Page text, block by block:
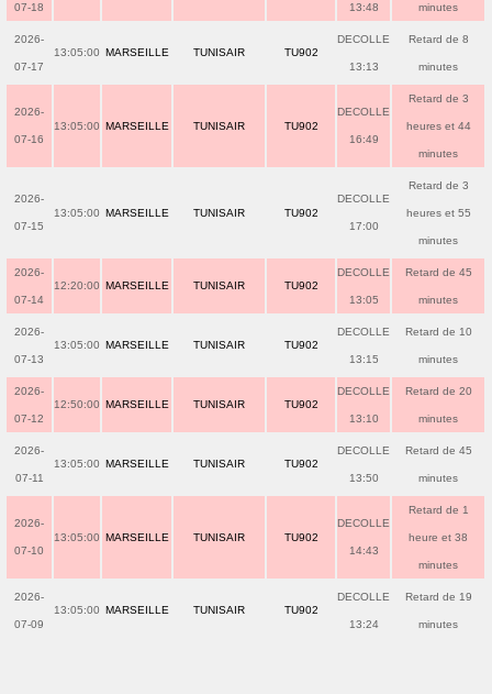
07-18 13:48 minutes
2026-
07-17
13:05:00 MARSEILLE TUNISAIR TU902
DECOLLE
13:13
Retard de 8
minutes
2026-
07-16
13:05:00 MARSEILLE TUNISAIR TU902
DECOLLE
16:49
Retard de 3
heures et 44
minutes
2026-
07-15
13:05:00 MARSEILLE TUNISAIR TU902
DECOLLE
17:00
Retard de 3
heures et 55
minutes
2026-
07-14
12:20:00 MARSEILLE TUNISAIR TU902
DECOLLE
13:05
Retard de 45
minutes
2026-
07-13
13:05:00 MARSEILLE TUNISAIR TU902
DECOLLE
13:15
Retard de 10
minutes
2026-
07-12
12:50:00 MARSEILLE TUNISAIR TU902
DECOLLE
13:10
Retard de 20
minutes
2026-
07-11
13:05:00 MARSEILLE TUNISAIR TU902
DECOLLE
13:50
Retard de 45
minutes
2026-
07-10
13:05:00 MARSEILLE TUNISAIR TU902
DECOLLE
14:43
Retard de 1
heure et 38
minutes
2026-
07-09
13:05:00 MARSEILLE TUNISAIR TU902
DECOLLE
13:24
Retard de 19
minutes